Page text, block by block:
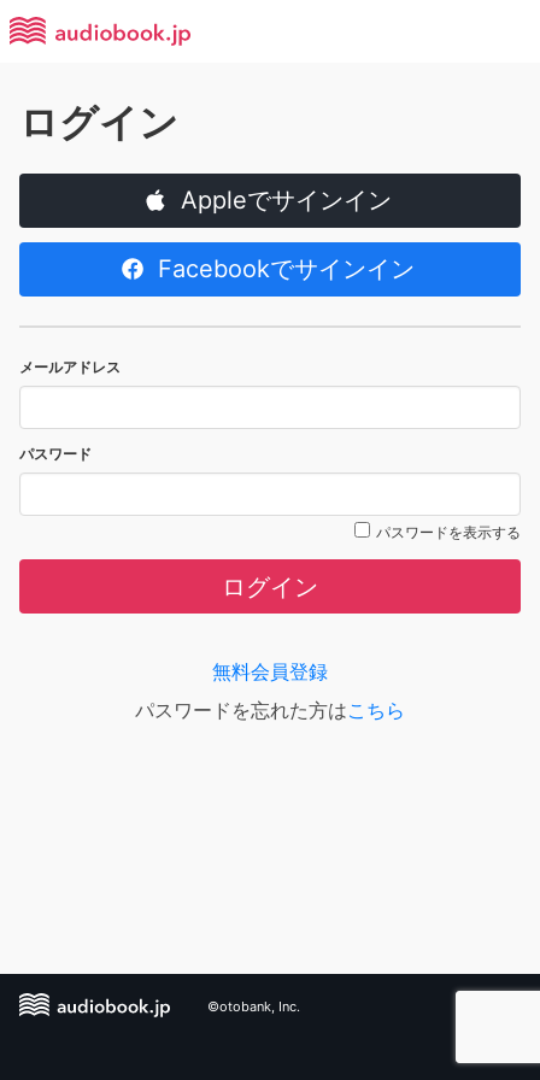
ログイン
Appleでサインイン
Facebookでサインイン
メールアドレス
パスワード
パスワードを表示する
ログイン
無料会員登録
パスワードを忘れた方はこちら
©otobank, Inc.